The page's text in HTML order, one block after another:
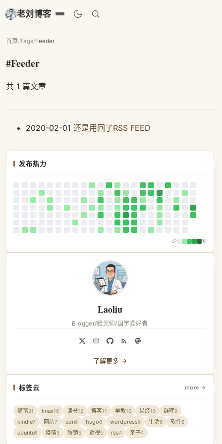
老刘博客
首页/Tags/Feeder
#Feeder
共 1 篇文章
2020-02-01 还是用回了RSS FEED
发布热力
少 多
Laoliu
Blogger/验光师/国学爱好者
了解更多 →
标签云 more →
随笔31 linux16 读书12 博客11 早教10 易经10 群晖9
kindle7 网站7 cdn6 hugo6 wordpress6 生活6 软件6
ubuntu5 疫情5 眼镜5 近视5 rss4 亲子4